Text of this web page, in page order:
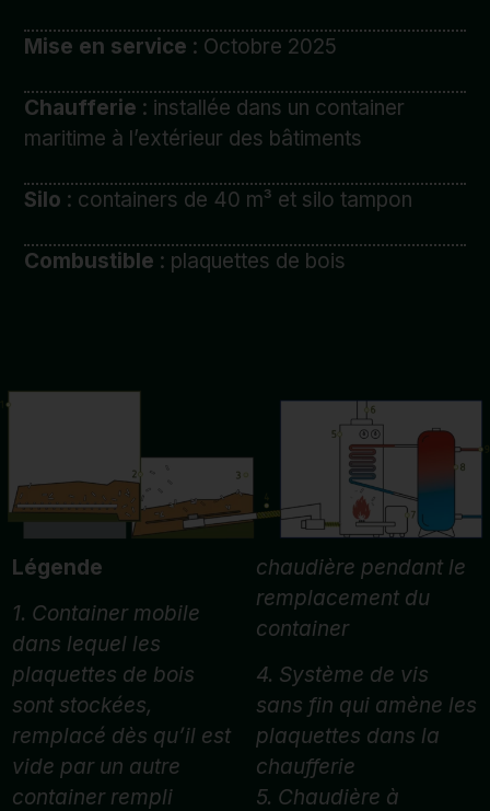
Mise en service : Octobre 2025
Chaufferie : installée dans un container
maritime à l’extérieur des bâtiments
Silo : containers de 40 m³ et silo tampon
Combustible : plaquettes de bois
Légende
1. Container mobile
dans lequel les
plaquettes de bois
sont stockées,
remplacé dès qu’il est
vide par un autre
container rempli
chaudière pendant le
remplacement du
container
4. Système de vis
sans fin qui amène les
plaquettes dans la
chaufferie
5. Chaudière à